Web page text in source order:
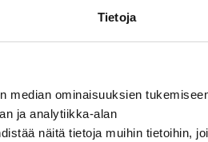
Tietoja
median ominaisuuksien
ja analytiikka-alan
näitä tietoja muihin tietoihin,
osaamisen